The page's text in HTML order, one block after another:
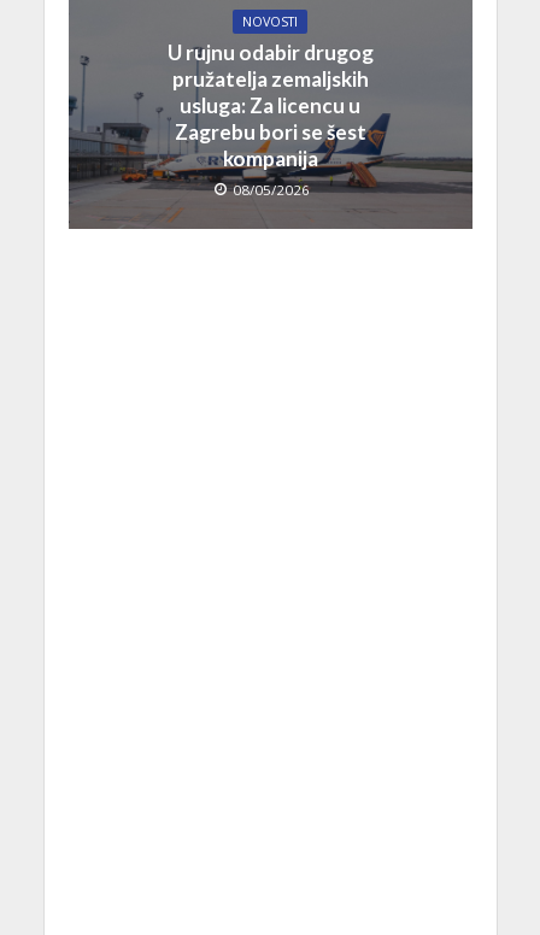
NOVOSTI
U rujnu odabir drugog
pružatelja zemaljskih
usluga: Za licencu u
Zagrebu bori se šest
kompanija
08/05/2026